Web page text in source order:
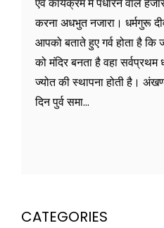
करना अधभुत नजारा। धर्मगुरू
आपको बताते हुए गर्व होता है कि
को मंदिर बनता है वहा
ज्योत की स्थापना होती है।
दिन पुर्व समा...
CATEGORIES